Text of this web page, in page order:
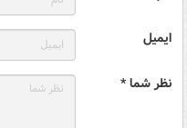
ایمیل
نظر شما *